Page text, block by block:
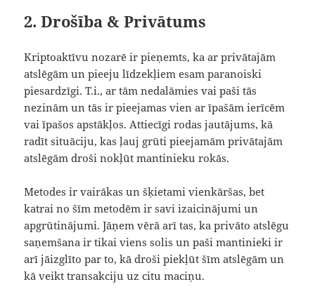
2. Drošība & Privātums
Kriptoaktīvu nozarē ir pieņemts, ka ar privātajām
atslēgām un pieeju līdzekļiem esam paranoiski
piesardzīgi. T.i., ar tām nedalāmies vai paši tās
nezinām un tās ir pieejamas vien ar īpašām ierīcēm
vai īpašos apstākļos. Attiecīgi rodas jautājums, kā
radīt situāciju, kas ļauj grūti pieejamām privātajām
atslēgām droši nokļūt mantinieku rokās.
Metodes ir vairākas un šķietami vienkāršas, bet
katrai no šīm metodēm ir savi izaicinājumi un
apgrūtinājumi. Jāņem vērā arī tas, ka privāto atslēgu
saņemšana ir tikai viens solis un paši mantinieki ir
arī jāizglīto par to, kā droši piekļūt šīm atslēgām un
kā veikt transakciju uz citu maciņu.